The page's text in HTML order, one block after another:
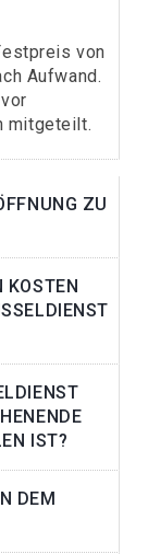
von
Aufwand.
mitgeteilt.
ZU
IST?
DEM